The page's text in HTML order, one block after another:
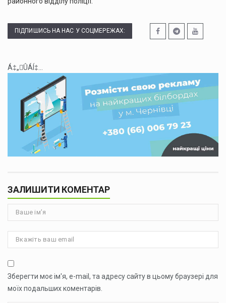
ПІДПИШИСЬ НА НАС У СОЦМЕРЕЖАХ:
Á‡„ÛÁÍ‡...
ЗАЛИШИТИ КОМЕНТАР
Зберегти моє ім'я, e-mail, та адресу сайту в цьому браузері для
моїх подальших коментарів.